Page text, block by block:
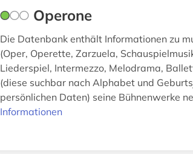
Operone
Die Datenbank enthält Informationen zu
(Oper, Operette, Zarzuela,
Liederspiel, Intermezzo, Melodrama,
(diese suchbar nach Alphabet und
persönlichen Daten) seine Bühnenwerke
Informationen